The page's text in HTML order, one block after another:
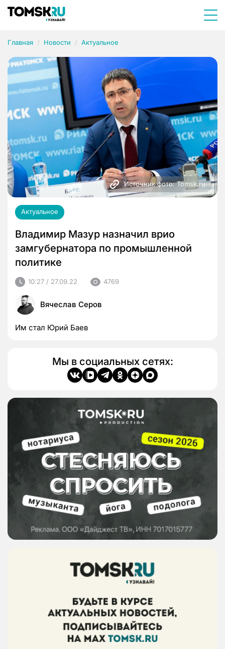
Главная Новости Актуальное
Источник фото: Tomsk.ru
Актуальное
Владимир Мазур назначил врио
замгубернатора по промышленной
политике
10:27 / 27.09.22 4769
Вячеслав Серов
Им стал Юрий Баев
Мы в социальных сетях: